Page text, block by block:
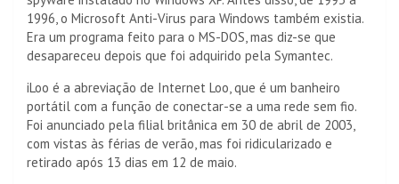
1996, o Microsoft Anti-Virus para Windows também existia.
Era um programa feito para o MS-DOS, mas diz-se que
desapareceu depois que foi adquirido pela Symantec.
iLoo é a abreviação de Internet Loo, que é um banheiro
portátil com a função de conectar-se a uma rede sem fio.
Foi anunciado pela filial britânica em 30 de abril de 2003,
com vistas às férias de verão, mas foi ridicularizado e
retirado após 13 dias em 12 de maio.